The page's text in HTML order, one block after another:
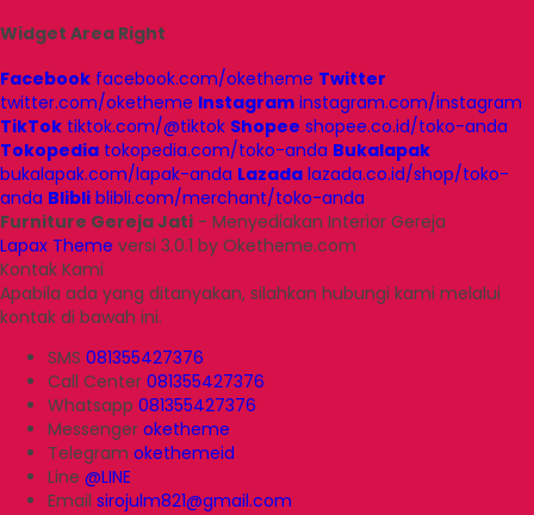
Widget Area Right
Facebook facebook.com/oketheme Twitter
twitter.com/oketheme Instagram instagram.com/instagram
TikTok tiktok.com/@tiktok Shopee shopee.co.id/toko-anda
Tokopedia tokopedia.com/toko-anda Bukalapak
bukalapak.com/lapak-anda Lazada lazada.co.id/shop/toko-
anda Blibli blibli.com/merchant/toko-anda
Furniture Gereja Jati - Menyediakan Interior Gereja
Lapax Theme versi 3.0.1 by Oketheme.com
Kontak Kami
Apabila ada yang ditanyakan, silahkan hubungi kami melalui
kontak di bawah ini.
SMS 081355427376
Call Center 081355427376
Whatsapp 081355427376
Messenger oketheme
Telegram okethemeid
Line @LINE
Email sirojulm821@gmail.com